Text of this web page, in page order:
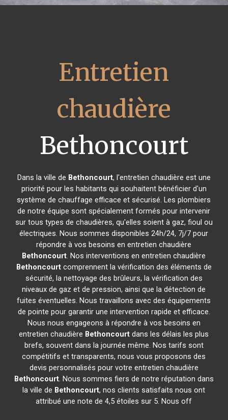
Entretien
chaudière
Bethoncourt
Dans la ville de Bethoncourt, l'entretien chaudière est une
priorité pour les habitants qui souhaitent bénéficier d'un
système de chauffage efficace et sécurisé. Les plombiers
de notre équipe sont spécialement formés pour intervenir
sur tous types de chaudières, qu'elles soient à gaz, fioul ou
électriques. Nous sommes disponibles 24h/24, 7j/7 pour
répondre à vos besoins en entretien chaudière
Bethoncourt. Nos interventions en entretien chaudière
Bethoncourtcomprennent la vérification des éléments de
sécurité, la nettoyage des brûleurs, la vérification des
niveaux de gaz et de pression, ainsi que la détection de
fuites éventuelles. Nous travaillons avec des équipements
de pointe pour garantir une intervention rapide et efficace.
Nous nous engageons à répondre à vos besoins en
entretien chaudière Bethoncourt dans les délais les plus
brefs, souvent dans la journée même. Nos tarifs sont
compétitifs et transparents, nous vous proposons des
devis personnalisés pour votre entretien chaudière
Bethoncourt. Nous sommes fiers de notre réputation dans
la ville de Bethoncourt, nos clients satisfaits nous ont
attribué une note de 4,5 étoiles sur 5. Nous off